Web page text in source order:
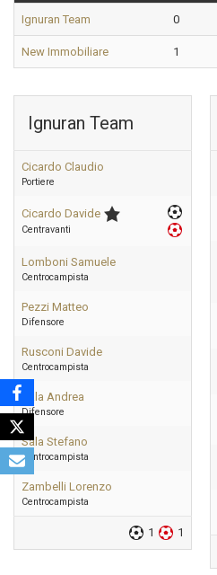
Ignuran Team 0
New Immobiliare 1
Ignuran Team
Cicardo Claudio
Portiere
Cicardo Davide
Centravanti
Lomboni Samuele
Centrocampista
Pezzi Matteo
Difensore
Rusconi Davide
Centrocampista
Sala Andrea
Difensore
Sala Stefano
Centrocampista
Zambelli Lorenzo
Centrocampista
1 1